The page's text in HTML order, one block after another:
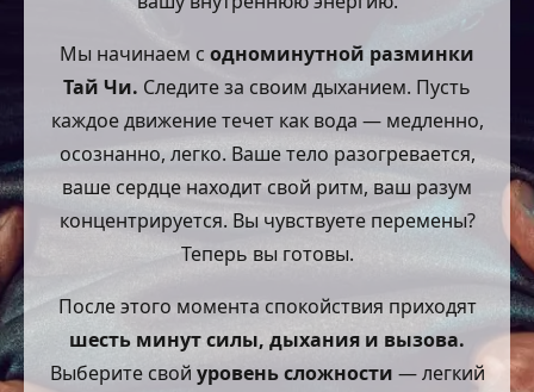
Мы начинаем с одноминутной разминки
Тай Чи. Следите за своим дыханием. Пусть
каждое движение течет как вода — медленно,
осознанно, легко. Ваше тело разогревается,
ваше сердце находит свой ритм, ваш разум
концентрируется. Вы чувствуете перемены?
Теперь вы готовы.
После этого момента спокойствия приходят
шесть минут силы, дыхания и вызова.
Выберите свой уровень сложности — легкий